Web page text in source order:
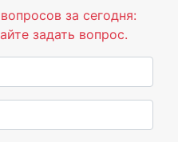
за сегодня:
задать вопрос.